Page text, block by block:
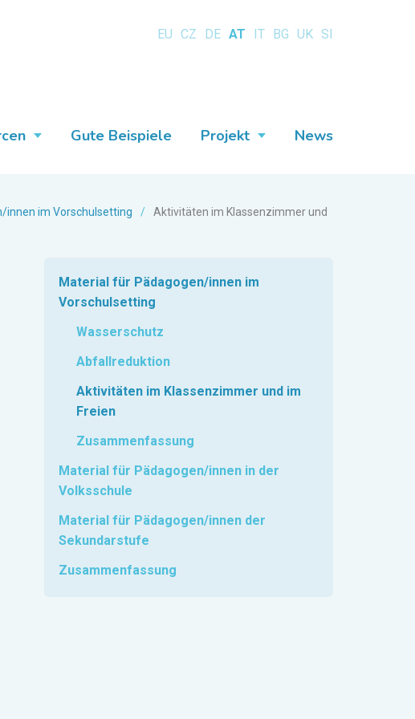
EU CZ DE AT IT BG UK SI
Gute Beispiele Projekt News
innen im Vorschulsetting /
Aktivitäten im Klassenzimmer und
Material für Pädagogen/innen im
Vorschulsetting
Wasserschutz
Abfallreduktion
Aktivitäten im Klassenzimmer und im
Freien
Zusammenfassung
Material für Pädagogen/innen in der
Volksschule
Material für Pädagogen/innen der
Sekundarstufe
Zusammenfassung